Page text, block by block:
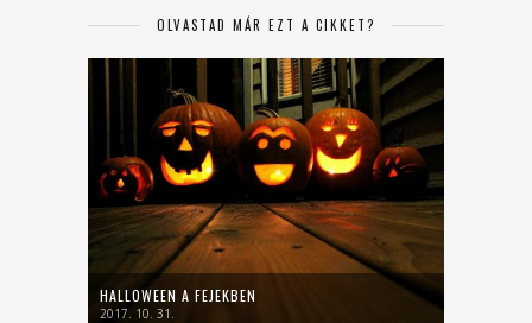
OLVASTAD MÁR EZT A CIKKET?
HALLOWEEN A FEJEKBEN
2017. 10. 31.